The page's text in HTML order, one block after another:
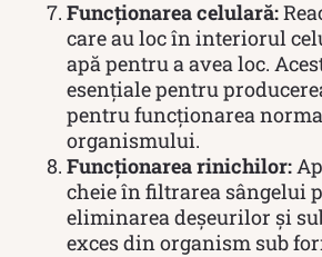
Funcționarea celulară:
care au loc în interiorul
apă pentru a avea loc.
esențiale pentru
pentru funcționarea
organismului.
Funcționarea rinichilor:
cheie în filtrarea sângelui
eliminarea deșeurilor și
exces din organism sub